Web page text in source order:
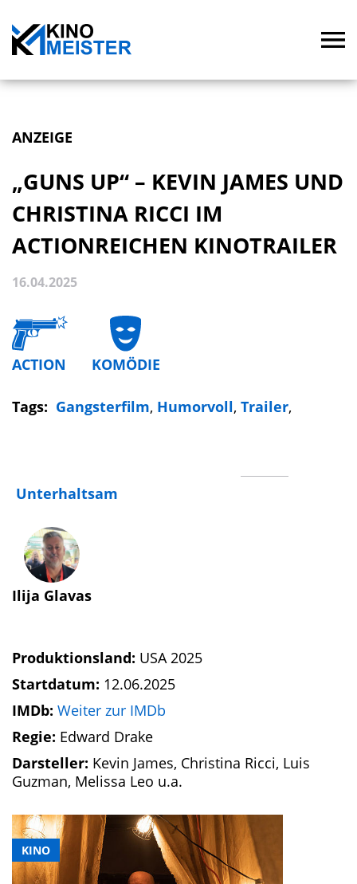
ANZEIGE
KINO
„GUNS UP“ – KEVIN JAMES UND
CHRISTINA RICCI IM
ACTIONREICHEN KINOTRAILER
16.04.2025
ACTION KOMÖDIE
Tags: Gangsterfilm, Humorvoll, Trailer,
Unterhaltsam
Ilija Glavas
Produktionsland: USA 2025
Startdatum: 12.06.2025
IMDb: Weiter zur IMDb
Regie: Edward Drake
Darsteller: Kevin James, Christina Ricci, Luis
Guzman, Melissa Leo u.a.